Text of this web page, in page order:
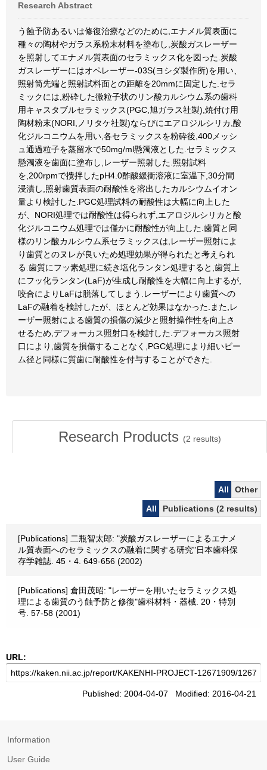
Research Abstract
う蝕予防あるいは修復治療などのために,エナメル質表面に
種々の陶材やガラス系粉末材料を塗布し,炭酸ガスレーザー
を照射してエナメル質表面のセラミックス化を図った.炭酸
ガスレーザーにはオペレーザー-03S(ヨシダ製作所)を用い、
照射筒先端と照射試料面との距離を20mmに固定した.セラ
ミックには,粉砕した微粒子状のリン酸カルシウム系の歯科
用キャスタブルセラミックス(PGC,旭ガラス社製),焼付け用
陶材粉末(NORI,ノリタケ社製)ならびにエアロジルシリカ,酸
化ジルコニウムを用い,各セラミックスを粉砕後,400メッシ
ュ通過粒子を蒸留水で50mg/ml懸濁液とした.セラミックス
懸濁液を歯面に塗布し,レーザー照射した.照射試料
を,200rpmで攪拌したpH4.0酢酸緩衝溶液に室温下,30分間
浸漬し,照射歯質表面の耐酸性を溶出したカルシウムイオン
量より検討した.PGC処理試料の耐酸性は大幅に向上した
が、NORI処理では耐酸性は得られず,エアロジルシリカと酸
化ジルコニウム処理では僅かに耐酸性が向上した.歯質と同
様のリン酸カルシウム系セラミックスは,レーザー照射によ
り歯質とのヌレが良いため処理効果が得られたと考えられ
る.歯質にフッ素処理に続き塩化ランタン処理すると,歯質上
にフッ化ランタン(LaF)が生成し耐酸性を大幅に向上するが,
咬合によりLaFは脱落してしまう.レーザーにより歯質への
LaFの融着を検討したが、ほとんど効果はなかった.また,レ
ーザー照射による歯質の損傷の減少と照射操作性を向上さ
せるため,デフォーカス照射口を検討した.デフォーカス照射
口により,歯質を損傷することなく,PGC処理により細いビー
ム径と同様に質歯に耐酸性を付与することができた.
Research Products (2 results)
All
Other
All
Publications (2 results)
[Publications] 二瓶智太郎: "炭酸ガスレーザーによるエナメ
ル質表面へのセラミックスの融着に関する研究"日本歯科保
存学雑誌. 45・4. 649-656 (2002)
[Publications] 倉田茂昭: "レーザーを用いたセラミックス処
理による歯質のう蝕予防と修復"歯科材料・器械. 20・特別
号. 57-58 (2001)
URL:
Published: 2004-04-07 Modified: 2016-04-21
Information
User Guide